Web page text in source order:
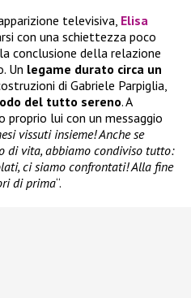
televisiva, Elisa
con una schiettezza poco
conclusione della relazione
Un legame durato circa un
di Gabriele Parpiglia,
del tutto sereno. A
lui con un messaggio
vissuti insieme! Anche se
di vita, abbiamo condiviso tutto:
ci siamo confrontati! Alla fine
di prima“.